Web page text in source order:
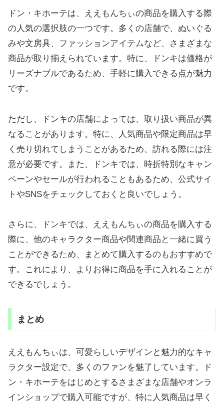
ドン・キホーテは、ええもんちぃの商品を購入する際
の人気の選択肢の一つです。多くの店舗で、ぬいぐる
みや文房具、ファッションアイテムなど、さまざまな
商品が取り揃えられています。特に、ドンキは価格が
リーズナブルであるため、手軽に購入できる点が魅力
です。
ただし、ドンキの店舗によっては、取り扱い商品が異
なることがあります。特に、人気商品や限定商品は早
く売り切れてしまうことがあるため、訪れる際には注
意が必要です。また、ドンキでは、時折特別なキャン
ペーンやセールが行われることもあるため、公式サイ
トやSNSをチェックしておくと良いでしょう。
さらに、ドンキでは、ええもんちぃの商品を購入する
際に、他のキャラクター商品や関連商品と一緒に買う
ことができるため、まとめて購入するのもおすすめで
す。これにより、よりお得に商品を手に入れることが
できるでしょう。
まとめ
ええもんちぃは、可愛らしいデザインと魅力的なキャ
ラクター設定で、多くのファンを魅了しています。ド
ン・キホーテをはじめとするさまざまな店舗やオンラ
インショップで購入可能ですが、特に人気商品は早く